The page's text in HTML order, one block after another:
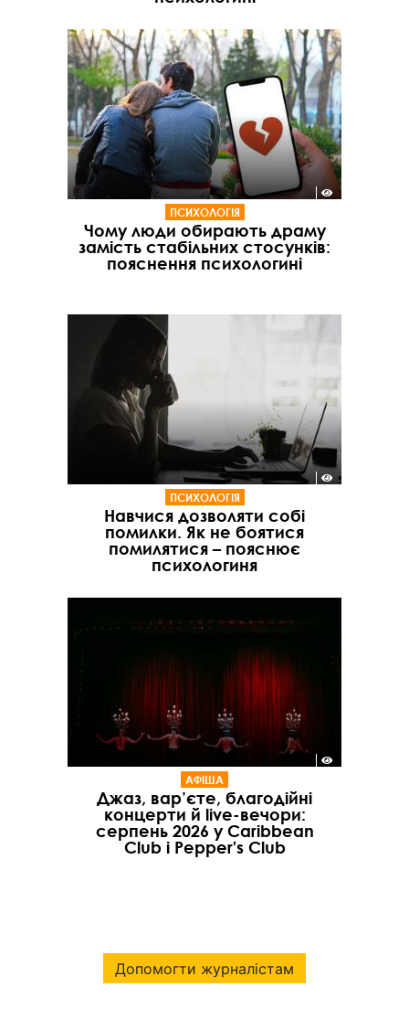
ПСИХОЛОГІЯ
Чому люди обирають драму
замість стабільних стосунків:
пояснення психологині
ПСИХОЛОГІЯ
Навчися дозволяти собі
помилки. Як не боятися
помилятися – пояснює
психологиня
АФІША
Джаз, вар’єте, благодійні
концерти й live-вечори:
серпень 2026 у Caribbean
Club і Pepper's Club
Допомогти журналістам